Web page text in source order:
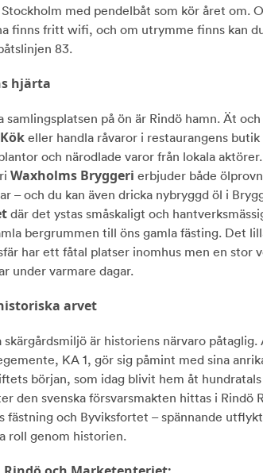
med pendelbåt som kör året om.
finns fritt wifi, och om utrymme finns kan
83.
hjärta
samlingsplatsen på ön är Rindö hamn. Ät
eller handla råvaror i restaurangens
och närodlade varor från lokala
Waxholms Bryggeri erbjuder både
– och du kan även dricka nybryggd öl i
där det ystas småskaligt och
bergrummen till öns gamla fästing. Det
har ett fåtal platser inomhus men en stor
under varmare dagar.
arvet
skärgårdsmiljö är historiens närvaro
KA 1, gör sig påmint med sina
början, som idag blivit hem åt
den svenska försvarsmakten hittas i Rindö
fästning och Byviksfortet – spännande
roll genom historien.